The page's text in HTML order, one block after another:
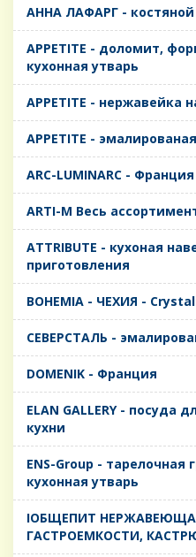
AHHA ЛАФАРГ -
APPETITE - доломит,
кухонная утварь
APPETITE - нержавейка
APPETITE -
ARC-LUMINARC - Франция
ARTI-M Весь
ATTRIBUTE - кухоная
приготовления
BOHEMIA - ЧЕХИЯ -
CЕВЕРСТАЛЬ -
DOMENIK - Франция
ELAN GALLERY - посуда
кухни
ENS-Group - тарелочная
кухонная утварь
IОБЩЕПИТ
ГАСТРОЕМКОСТИ,